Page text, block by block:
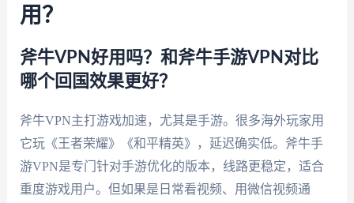
用？
斧牛VPN好用吗？和斧牛手游VPN对比
哪个回国效果更好？
斧牛VPN主打游戏加速，尤其是手游。很多海外玩家用
它玩《王者荣耀》《和平精英》，延迟确实低。斧牛手
游VPN是专门针对手游优化的版本，线路更稳定，适合
重度游戏用户。但如果是日常看视频、用微信视频通